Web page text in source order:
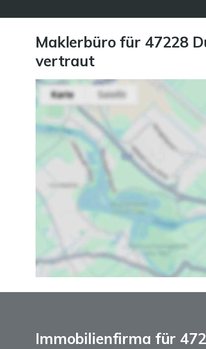
Maklerbüro für 47228
vertraut
Immobilienfirma für